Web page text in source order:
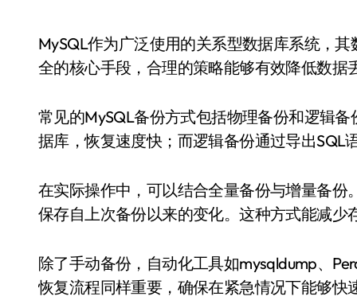
MySQL作为广泛使用的关系型数据库系统，其数据的安全性至关重要。备份与恢复是保障数据安
全的核心手段，合理的策略能够有效降低数据
常见的MySQL备份方式包括物理备份和逻辑
据库，恢复速度快；而逻辑备份通过导出
在实际操作中，可以结合全量备份与增量备
保存自上次备份以来的变化。这种方式能减少
除了手动备份，自动化工具如mysqldump、
恢复流程同样重要，确保在紧急情况下能够快